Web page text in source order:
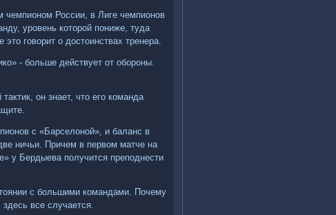
России, в Лиге чемпионов
уровень которой пониже, туда
говорит о достоинствах тренера.
- больше действует от обороны.
он знает, что его команда
с «Барселоной», и баланс в
ничьи. Причем в первом матче на
у Бердыева получится преподнести
с большими командами. Почему
все случается.